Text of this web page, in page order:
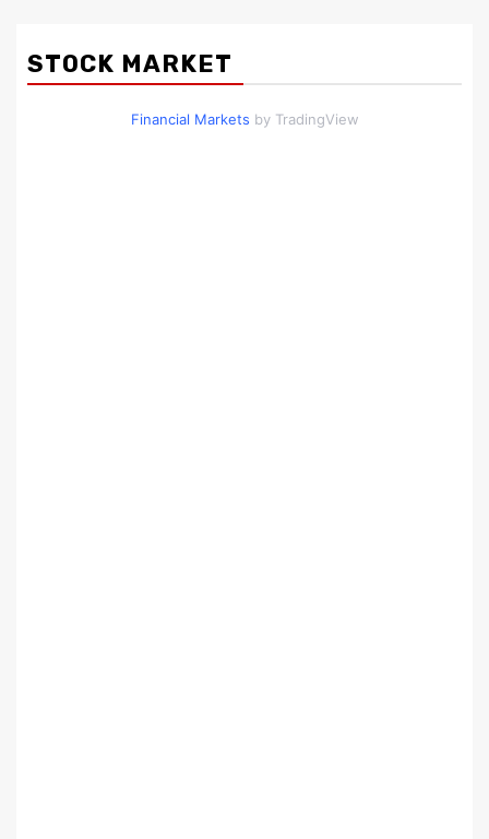
STOCK MARKET
Financial Markets by TradingView